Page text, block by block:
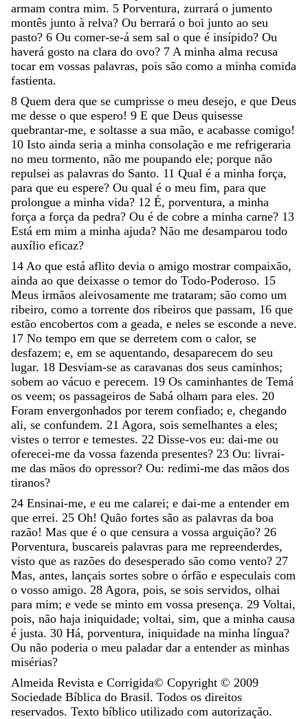
armam contra mim. 5 Porventura, zurrará o jumento
montês junto à relva? Ou berrará o boi junto ao seu
pasto? 6 Ou comer-se-á sem sal o que é insípido? Ou
haverá gosto na clara do ovo? 7 A minha alma recusa
tocar em vossas palavras, pois são como a minha comida
fastienta.
8 Quem dera que se cumprisse o meu desejo, e que Deus
me desse o que espero! 9 E que Deus quisesse
quebrantar-me, e soltasse a sua mão, e acabasse comigo!
10 Isto ainda seria a minha consolação e me refrigeraria
no meu tormento, não me poupando ele; porque não
repulsei as palavras do Santo. 11 Qual é a minha força,
para que eu espere? Ou qual é o meu fim, para que
prolongue a minha vida? 12 É, porventura, a minha
força a força da pedra? Ou é de cobre a minha carne? 13
Está em mim a minha ajuda? Não me desamparou todo
auxílio eficaz?
14 Ao que está aflito devia o amigo mostrar compaixão,
ainda ao que deixasse o temor do Todo-Poderoso. 15
Meus irmãos aleivosamente me trataram; são como um
ribeiro, como a torrente dos ribeiros que passam, 16 que
estão encobertos com a geada, e neles se esconde a neve.
17 No tempo em que se derretem com o calor, se
desfazem; e, em se aquentando, desaparecem do seu
lugar. 18 Desviam-se as caravanas dos seus caminhos;
sobem ao vácuo e perecem. 19 Os caminhantes de Temá
os veem; os passageiros de Sabá olham para eles. 20
Foram envergonhados por terem confiado; e, chegando
ali, se confundem. 21 Agora, sois semelhantes a eles;
vistes o terror e temestes. 22 Disse-vos eu: dai-me ou
oferecei-me da vossa fazenda presentes? 23 Ou: livrai-
me das mãos do opressor? Ou: redimi-me das mãos dos
tiranos?
24 Ensinai-me, e eu me calarei; e dai-me a entender em
que errei. 25 Oh! Quão fortes são as palavras da boa
razão! Mas que é o que censura a vossa arguição? 26
Porventura, buscareis palavras para me repreenderdes,
visto que as razões do desesperado são como vento? 27
Mas, antes, lançais sortes sobre o órfão e especulais com
o vosso amigo. 28 Agora, pois, se sois servidos, olhai
para mim; e vede se minto em vossa presença. 29 Voltai,
pois, não haja iniquidade; voltai, sim, que a minha causa
é justa. 30 Há, porventura, iniquidade na minha língua?
Ou não poderia o meu paladar dar a entender as minhas
misérias?
Almeida Revista e Corrigida© Copyright © 2009
Sociedade Bíblica do Brasil. Todos os direitos
reservados. Texto bíblico utilizado com autorização.